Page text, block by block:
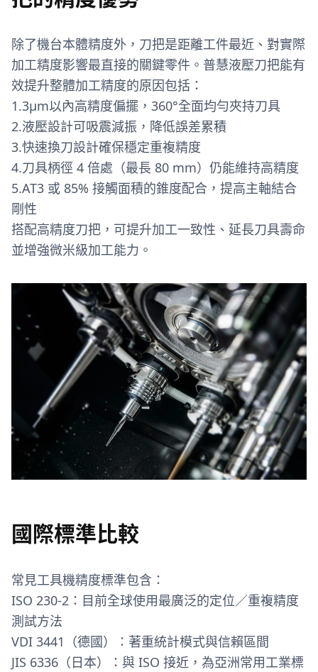
除了機台本體精度外，刀把是距離工件最近、對實際
加工精度影響最直接的關鍵零件。普慧液壓刀把能有
效提升整體加工精度的原因包括：
1.3µm以內高精度偏擺，360°全面均勻夾持刀具
2.液壓設計可吸震減振，降低誤差累積
3.快速換刀設計確保穩定重複精度
4.刀具柄徑 4 倍處（最長 80 mm）仍能維持高精度
5.AT3 或 85% 接觸面積的錐度配合，提高主軸結合
剛性
搭配高精度刀把，可提升加工一致性、延長刀具壽命
並增強微米級加工能力。
國際標準比較
常見工具機精度標準包含：
ISO 230-2：目前全球使用最廣泛的定位／重複精度
測試方法
VDI 3441（德國）：著重統計模式與信賴區間
JIS 6336（日本）：與 ISO 接近，為亞洲常用工業標